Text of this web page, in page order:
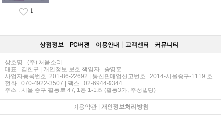
1
상점정보 PC버젼 이용안내 고객센터 커뮤니티
상호명 : (주) 처음소리
대표 : 김한규 | 개인정보 보호 책임자 : 송영훈
사업자등록번호 :201-86-22692 | 통신판매업신고번호 : 2014-서울중구-1119 호
전화 : 070-4922-3507 | 팩스 : 02-6944-9344
주소 : 서울 중구 필동로 47, 1층 1-1호 (필동3가, 주성빌딩)
이용약관| 개인정보처리방침